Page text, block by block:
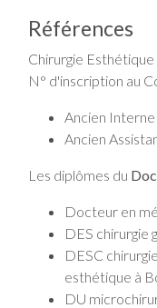
Références
Chirurgie Esthétique
N° d'inscription au
Ancien
Ancien
Les diplômes du
Docteur en
DES chirurgie
DESC
esthétique à
DU